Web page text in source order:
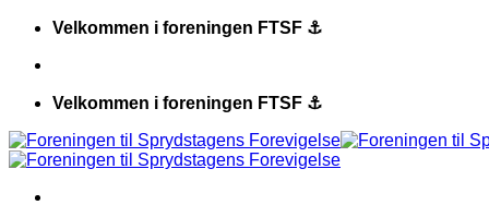
Fortsæt
indhold
Velkommen i foreningen FTSF ⚓️
Velkommen i foreningen FTSF ⚓️